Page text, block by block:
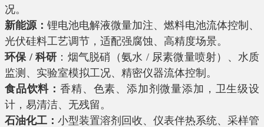
况。
新能源： 锂电池电解液微量加注、燃料电池流体控制、
光伏硅料工艺调节，适配强腐蚀、高精度场景。
环保 / 科研 ：烟气脱硝（氨水 / 尿素微量喷射）、水质
监测、实验室模拟工况、精密仪器流体控制。
食品饮料：香精、色素、添加剂微量添加，卫生级设
计，易清洁、无残留。
石油化工： 小型装置溶剂回收、仪表伴热系统、采样管